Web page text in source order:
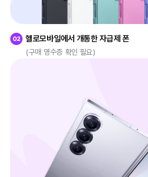
헬로모바일에서 개통한 자급제 폰
(구매 영수증 확인 필요)